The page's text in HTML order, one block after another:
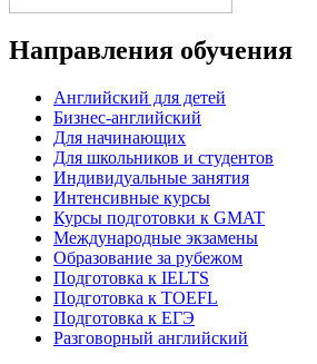
Направления обучения
Английский для детей
Бизнес-английский
Для начинающих
Для школьников и студентов
Индивидуальные занятия
Интенсивные курсы
Курсы подготовки к GMAT
Международные экзамены
Образование за рубежом
Подготовка к IELTS
Подготовка к TOEFL
Подготовка к ЕГЭ
Разговорный английский